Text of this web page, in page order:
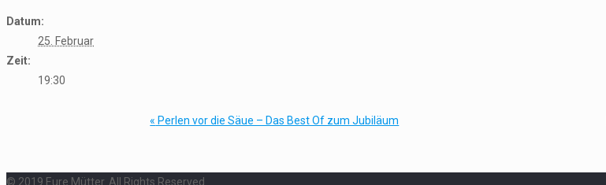
Datum:
25. Februar
Zeit:
19:30
« Perlen vor die Säue – Das Best Of zum Jubiläum
© 2019 Eure Mütter. All Rights Reserved.